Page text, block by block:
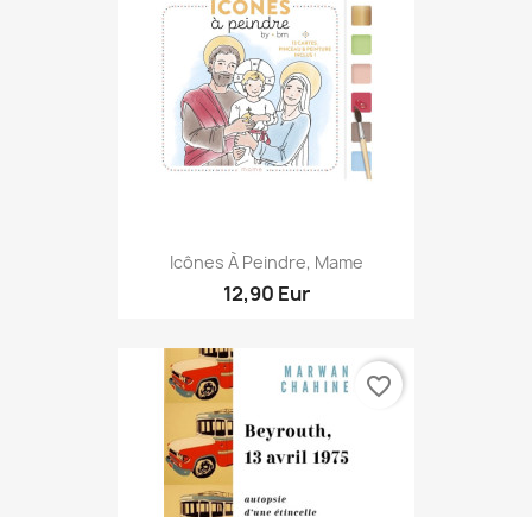
Icônes À Peindre, Mame
12,90 Eur
favorite_border